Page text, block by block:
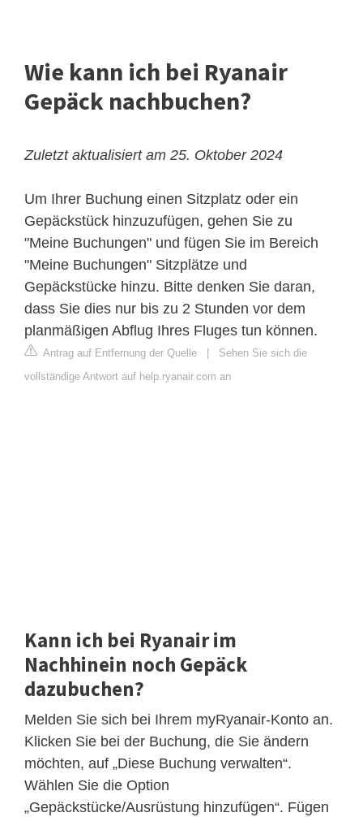
Wie kann ich bei Ryanair
Gepäck nachbuchen?
Zuletzt aktualisiert am 25. Oktober 2024
Um Ihrer Buchung einen Sitzplatz oder ein
Gepäckstück hinzuzufügen, gehen Sie zu
"Meine Buchungen" und fügen Sie im Bereich
"Meine Buchungen" Sitzplätze und
Gepäckstücke hinzu. Bitte denken Sie daran,
dass Sie dies nur bis zu 2 Stunden vor dem
planmäßigen Abflug Ihres Fluges tun können.
Antrag auf Entfernung der Quelle
Sehen Sie sich die
vollständige Antwort auf help.ryanair.com an
Kann ich bei Ryanair im
Nachhinein noch Gepäck
dazubuchen?
Melden Sie sich bei Ihrem myRyanair-Konto an.
Klicken Sie bei der Buchung, die Sie ändern
möchten, auf „Diese Buchung verwalten“.
Wählen Sie die Option
„Gepäckstücke/Ausrüstung hinzufügen“. Fügen